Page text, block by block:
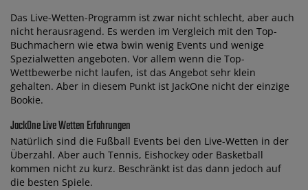
Das Live-Wetten-Programm ist zwar nicht schlecht, aber auch
nicht herausragend. Es werden im Vergleich mit den Top-
Buchmachern wie etwa bwin wenig Events und wenige
Spezialwetten angeboten. Vor allem wenn die Top-
Wettbewerbe nicht laufen, ist das Angebot sehr klein
gehalten. Aber in diesem Punkt ist JackOne nicht der einzige
Bookie.
JackOne Live Wetten Erfahrungen
Natürlich sind die Fußball Events bei den Live-Wetten in der
Überzahl. Aber auch Tennis, Eishockey oder Basketball
kommen nicht zu kurz. Beschränkt ist das dann jedoch auf
die besten Spiele.